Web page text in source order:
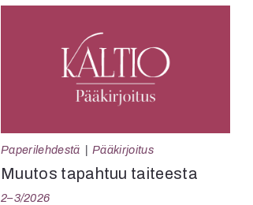
Paperilehdestä Pääkirjoitus
Muutos tapahtuu taiteesta
2–3/2026